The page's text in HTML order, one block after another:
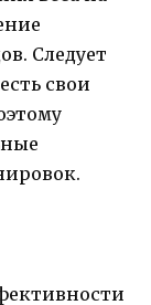
Следует
свои